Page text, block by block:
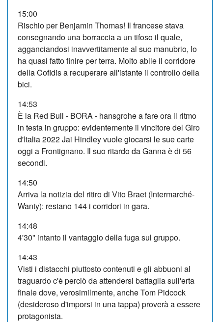
15:00
Rischio per Benjamin Thomas! Il francese stava
consegnando una borraccia a un tifoso il quale,
agganciandosi inavvertitamente al suo manubrio, lo
ha quasi fatto finire per terra. Molto abile il corridore
della Cofidis a recuperare all'istante il controllo della
bici.
14:53
È la Red Bull - BORA - hansgrohe a fare ora il ritmo
in testa in gruppo: evidentemente il vincitore del Giro
d'Italia 2022 Jai Hindley vuole giocarsi le sue carte
oggi a Frontignano. Il suo ritardo da Ganna è di 56
secondi.
14:50
Arriva la notizia del ritiro di Vito Braet (Intermarché-
Wanty): restano 144 i corridori in gara.
14:48
4'30" intanto il vantaggio della fuga sul gruppo.
14:43
Visti i distacchi piuttosto contenuti e gli abbuoni al
traguardo c'è perciò da attendersi battaglia sull'erta
finale dove, verosimilmente, anche Tom Pidcock
(desideroso d'imporsi in una tappa) proverà a essere
protagonista.